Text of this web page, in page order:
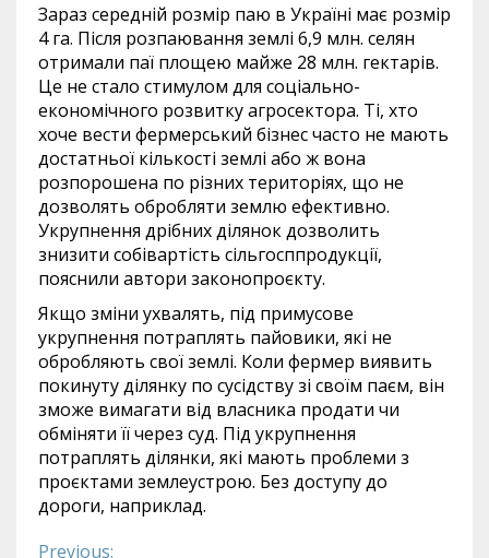
Зараз середній розмір паю в Україні має розмір
4 га. Після розпаювання землі 6,9 млн. селян
отримали паї площею майже 28 млн. гектарів.
Це не стало стимулом для соціально-
економічного розвитку агросектора. Ті, хто
хоче вести фермерський бізнес часто не мають
достатньої кількості землі або ж вона
розпорошена по різних територіях, що не
дозволять обробляти землю ефективно.
Укрупнення дрібних ділянок дозволить
знизити собівартість сільгосппродукції,
пояснили автори законопроєкту.
Якщо зміни ухвалять, під примусове
укрупнення потраплять пайовики, які не
обробляють свої землі. Коли фермер виявить
покинуту ділянку по сусідству зі своїм паєм, він
зможе вимагати від власника продати чи
обміняти її через суд. Під укрупнення
потраплять ділянки, які мають проблеми з
проєктами землеустрою. Без доступу до
дороги, наприклад.
Previous: